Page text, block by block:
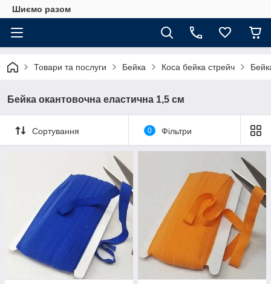
Шиємо разом
Товари та послуги Бейка Коса бейка стрейч
Бейка окантовочна еластична 1,5 см
Сортування 0 Фільтри